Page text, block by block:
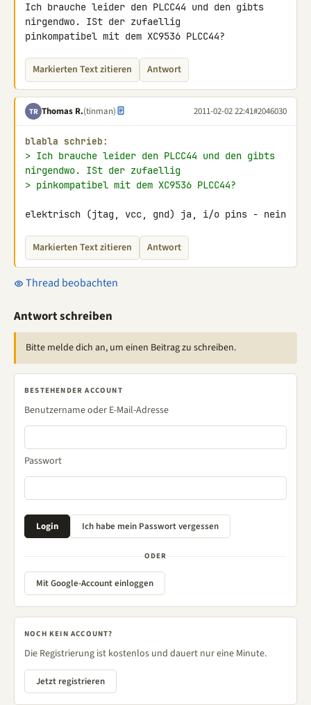
Ich brauche leider den PLCC44 und den gibts
nirgendwo. ISt der zufaellig
pinkompatibel mit dem XC9536 PLCC44?
Markierten Text zitieren Antwort
TR Thomas R.(tinman) 2011-02-02 22:41#2046030
blabla schrieb:
> Ich brauche leider den PLCC44 und den gibts
nirgendwo. ISt der zufaellig
> pinkompatibel mit dem XC9536 PLCC44?
elektrisch (jtag, vcc, gnd) ja, i/o pins - nein
Markierten Text zitieren Antwort
Thread beobachten
Antwort schreiben
Bitte melde dich an, um einen Beitrag zu schreiben.
BESTEHENDER ACCOUNT
Benutzername oder E-Mail-Adresse
Passwort
ODER
Mit Google-Account einloggen
NOCH KEIN ACCOUNT?
Die Registrierung ist kostenlos und dauert nur eine Minute.
Jetzt registrieren